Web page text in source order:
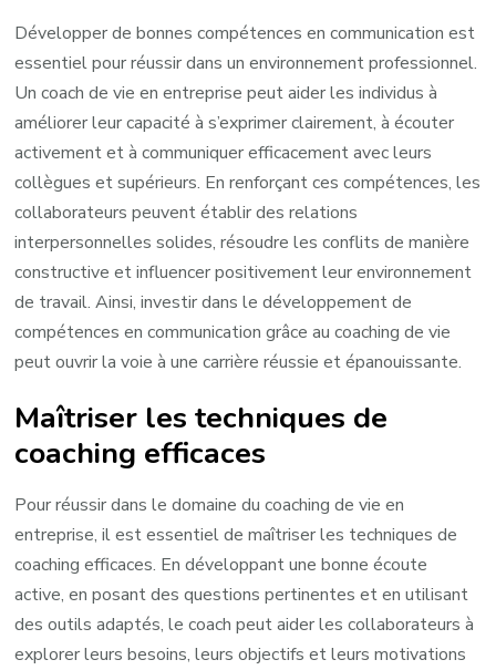
Développer de bonnes compétences en communication est
essentiel pour réussir dans un environnement professionnel.
Un coach de vie en entreprise peut aider les individus à
améliorer leur capacité à s’exprimer clairement, à écouter
activement et à communiquer efficacement avec leurs
collègues et supérieurs. En renforçant ces compétences, les
collaborateurs peuvent établir des relations
interpersonnelles solides, résoudre les conflits de manière
constructive et influencer positivement leur environnement
de travail. Ainsi, investir dans le développement de
compétences en communication grâce au coaching de vie
peut ouvrir la voie à une carrière réussie et épanouissante.
Maîtriser les techniques de
coaching efficaces
Pour réussir dans le domaine du coaching de vie en
entreprise, il est essentiel de maîtriser les techniques de
coaching efficaces. En développant une bonne écoute
active, en posant des questions pertinentes et en utilisant
des outils adaptés, le coach peut aider les collaborateurs à
explorer leurs besoins, leurs objectifs et leurs motivations